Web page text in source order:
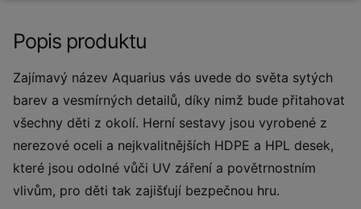
Popis produktu
Zajímavý název Aquarius vás uvede do světa sytých
barev a vesmírných detailů, díky nimž bude přitahovat
všechny děti z okolí. Herní sestavy jsou vyrobené z
nerezové oceli a nejkvalitnějších HDPE a HPL desek,
které jsou odolné vůči UV záření a povětrnostním
vlivům, pro děti tak zajišťují bezpečnou hru.